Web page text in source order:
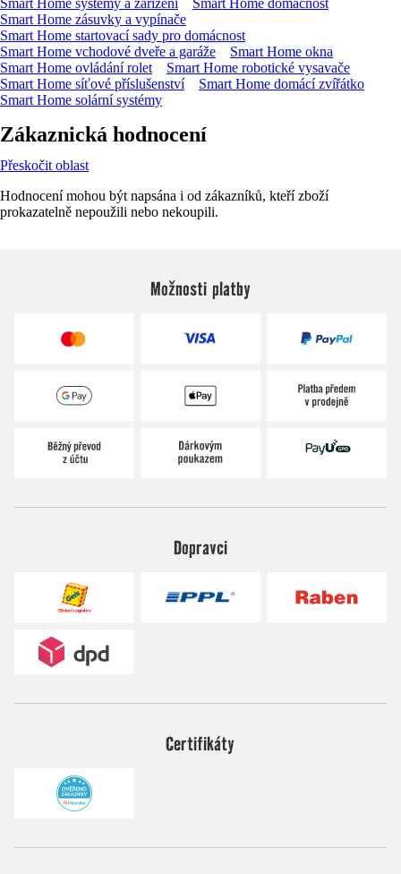
Smart Home systémy a zařízení
Smart Home domácnost
Smart Home zásuvky a vypínače
Smart Home startovací sady pro domácnost
Smart Home vchodové dveře a garáže
Smart Home okna
Smart Home ovládání rolet
Smart Home robotické vysavače
Smart Home síťové příslušenství
Smart Home domácí zvířátko
Smart Home solární systémy
Zákaznická hodnocení
Přeskočit oblast
Hodnocení mohou být napsána i od zákazníků, kteří zboží
prokazatelně nepoužili nebo nekoupili.
Možnosti platby
Dopravci
Certifikáty